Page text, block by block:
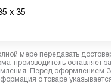
х 35
мере передавать
производитель оставляет
Перед оформлением
о товаре